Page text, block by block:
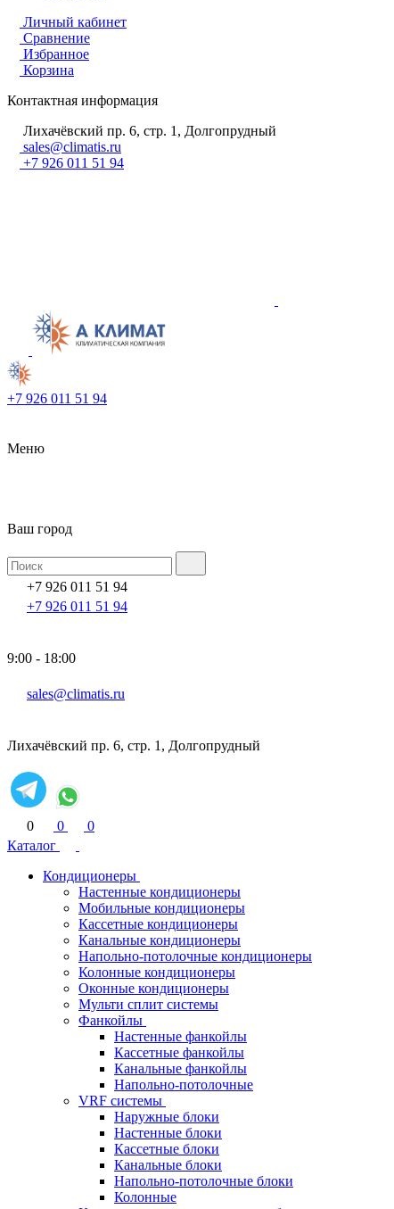
Личный кабинет
Сравнение
Избранное
Корзина
Контактная информация
Лихачёвский пр. 6, стр. 1, Долгопрудный
sales@climatis.ru
+7 926 011 51 94
+7 926 011 51 94
Меню
Ваш город
+7 926 011 51 94
+7 926 011 51 94
9:00 - 18:00
sales@climatis.ru
Лихачёвский пр. 6, стр. 1, Долгопрудный
0 0
0
Каталог
Кондиционеры
Настенные кондиционеры
Мобильные кондиционеры
Кассетные кондиционеры
Канальные кондиционеры
Напольно-потолочные кондиционеры
Колонные кондиционеры
Оконные кондиционеры
Мульти сплит системы
Фанкойлы
Настенные фанкойлы
Кассетные фанкойлы
Канальные фанкойлы
Напольно-потолочные
VRF системы
Наружные блоки
Настенные блоки
Кассетные блоки
Канальные блоки
Напольно-потолочные блоки
Колонные